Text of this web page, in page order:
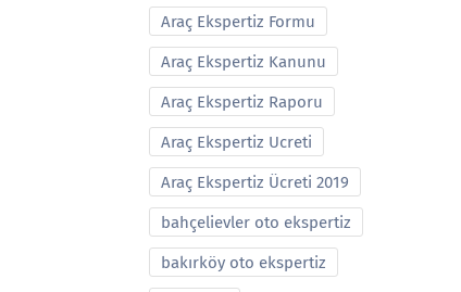
Araç Ekspertiz Formu
Araç Ekspertiz Kanunu
Araç Ekspertiz Raporu
Araç Ekspertiz Ucreti
Araç Ekspertiz Ücreti 2019
bahçelievler oto ekspertiz
bakırköy oto ekspertiz